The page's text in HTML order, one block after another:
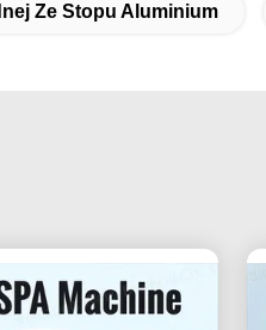
Ze Stopu Aluminium